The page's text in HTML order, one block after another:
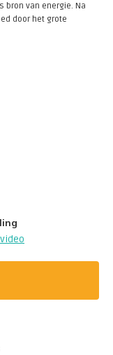
bron van energie. Na
door het grote